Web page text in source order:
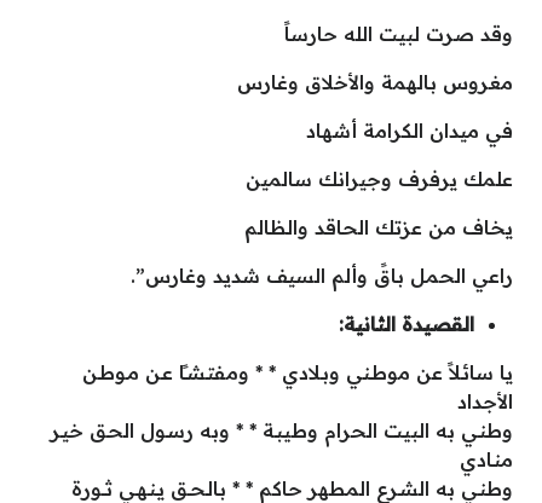
وقد صرت لبيت الله حارساً
مغروس بالهمة والأخلاق وغارس
في ميدان الكرامة أشهاد
علمك يرفرف وجيرانك سالمين
يخاف من عزتك الحاقد والظالم
راعي الحمل باقً وألم السيف شديد وغارس”.
القصيدة الثانية:
يا سائـلاً عن موطـني وبـلادي * * ومفتـشـًا عـن مـوطـن
الأجداد
وطنـي به البيت الحرام وطيبـة * * وبه رسـول الحـق خيـر
منـادي
وطنـي به الشـرع المطهر حاكم * * بالـحــق يـنـهـي ثـــورة